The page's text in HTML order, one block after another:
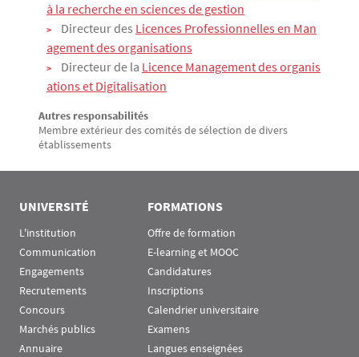
à la recherche en sciences de gestion
Directeur des Licences Professionnelles en Man
agement des organisations
Directeur de la Licence Management des organis
ations et Digitalisation
Autres responsabilités
Membre extérieur des comités de sélection de divers
établissements
UNIVERSITÉ
L'institution
Communication
Engagements
Recrutements
Concours
Marchés publics
Annuaire
FORMATIONS
Offre de formation
E-learning et MOOC
Candidatures
Inscriptions
Calendrier universitaire
Examens
Langues enseignées